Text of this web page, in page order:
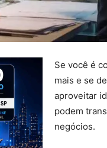
Se você é
mais e se
aproveitar
podem
negócios.